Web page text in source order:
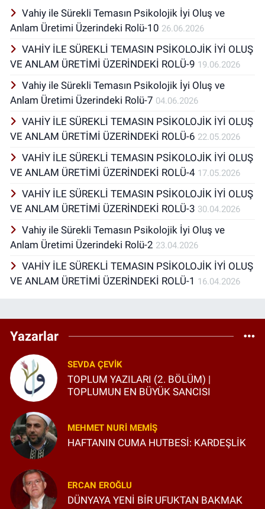
Vahiy ile Sürekli Temasın Psikolojik İyi Oluş ve
Anlam Üretimi Üzerindeki Rolü-10 26.06.2026
VAHİY İLE SÜREKLİ TEMASIN PSİKOLOJİK İYİ OLUŞ
VE ANLAM ÜRETİMİ ÜZERİNDEKİ ROLÜ-9 19.06.2026
Vahiy ile Sürekli Temasın Psikolojik İyi Oluş ve
Anlam Üretimi Üzerindeki Rolü-7 04.06.2026
VAHİY İLE SÜREKLİ TEMASIN PSİKOLOJİK İYİ OLUŞ
VE ANLAM ÜRETİMİ ÜZERİNDEKİ ROLÜ-6 22.05.2026
VAHİY İLE SÜREKLİ TEMASIN PSİKOLOJİK İYİ OLUŞ
VE ANLAM ÜRETİMİ ÜZERİNDEKİ ROLÜ-4 17.05.2026
VAHİY İLE SÜREKLİ TEMASIN PSİKOLOJİK İYİ OLUŞ
VE ANLAM ÜRETİMİ ÜZERİNDEKİ ROLÜ-3 30.04.2026
Vahiy ile Sürekli Temasın Psikolojik İyi Oluş ve
Anlam Üretimi Üzerindeki Rolü-2 23.04.2026
VAHİY İLE SÜREKLİ TEMASIN PSİKOLOJİK İYİ OLUŞ
VE ANLAM ÜRETİMİ ÜZERİNDEKİ ROLÜ-1 16.04.2026
Yazarlar
SEVDA ÇEVIK
TOPLUM YAZILARI (2. BÖLÜM) |
TOPLUMUN EN BÜYÜK SANCISI
MEHMET NURI MEMIŞ
HAFTANIN CUMA HUTBESİ: KARDEŞLİK
ERCAN EROĞLU
DÜNYAYA YENİ BİR UFUKTAN BAKMAK